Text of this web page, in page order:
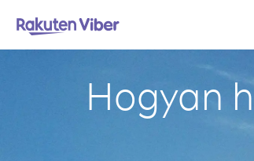
Hogyan